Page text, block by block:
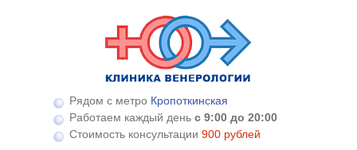
Рядом с метро Кропоткинская
Работаем каждый день с 9:00 до 20:00
Стоимость консультации 900 рублей